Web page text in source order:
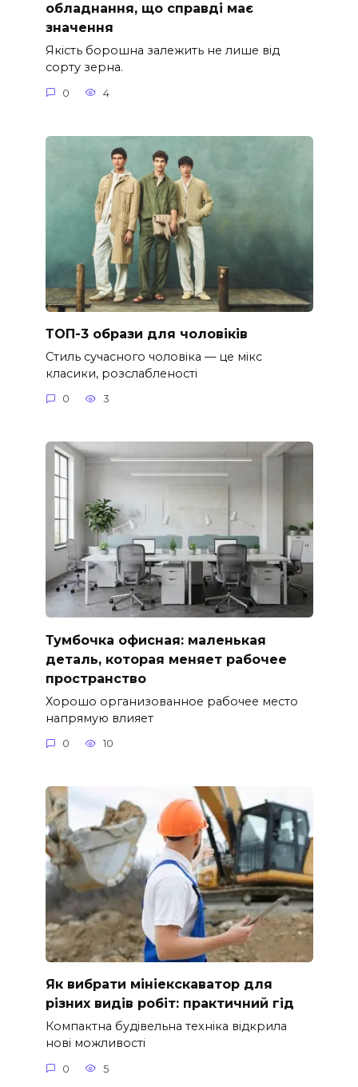
обладнання, що справді має
значення
Якість борошна залежить не лише від
сорту зерна.
0 4
ТОП-3 образи для чоловіків
Стиль сучасного чоловіка — це мікс
класики, розслабленості
0 3
Тумбочка офисная: маленькая
деталь, которая меняет рабочее
пространство
Хорошо организованное рабочее место
напрямую влияет
0 10
Як вибрати мініекскаватор для
різних видів робіт: практичний гід
Компактна будівельна техніка відкрила
нові можливості
0 5